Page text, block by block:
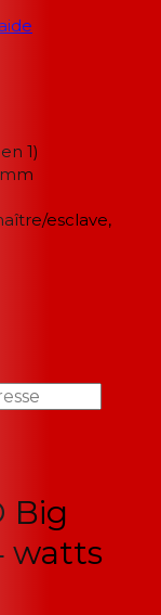
1)
esclave,
Big
watts